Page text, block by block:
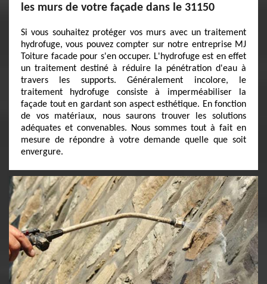
les murs de votre façade dans le 31150
Si vous souhaitez protéger vos murs avec un traitement
hydrofuge, vous pouvez compter sur notre entreprise MJ
Toiture facade pour s'en occuper. L'hydrofuge est en effet
un traitement destiné à réduire la pénétration d'eau à
travers les supports. Généralement incolore, le
traitement hydrofuge consiste à imperméabiliser la
façade tout en gardant son aspect esthétique. En fonction
de vos matériaux, nous saurons trouver les solutions
adéquates et convenables. Nous sommes tout à fait en
mesure de répondre à votre demande quelle que soit
envergure.